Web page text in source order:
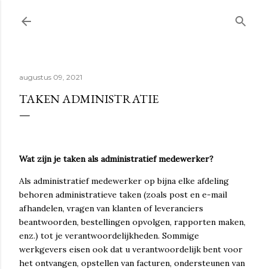
augustus 09, 2021
TAKEN ADMINISTRATIE
Wat zijn je taken als administratief medewerker?
Als administratief medewerker op bijna elke afdeling
behoren administratieve taken (zoals post en e-mail
afhandelen, vragen van klanten of leveranciers
beantwoorden, bestellingen opvolgen, rapporten maken,
enz.) tot je verantwoordelijkheden. Sommige
werkgevers eisen ook dat u verantwoordelijk bent voor
het ontvangen, opstellen van facturen, ondersteunen van